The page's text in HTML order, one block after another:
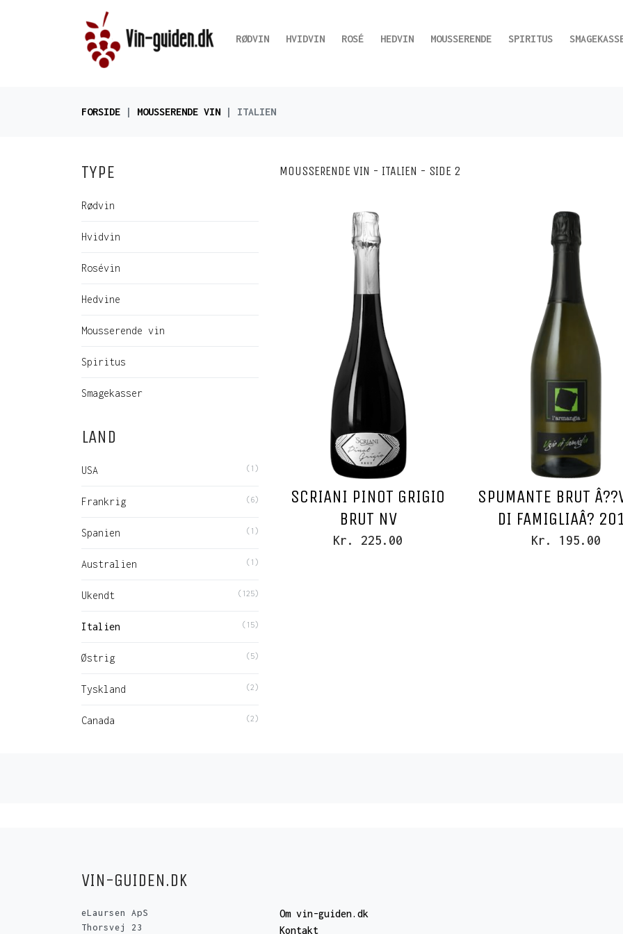
RØDVIN HVIDVIN ROSÉ HEDVIN MOUSSERENDE SPIRITUS
FORSIDE MOUSSERENDE VIN ITALIEN
TYPE
Rødvin
Hvidvin
Rosévin
Hedvine
Mousserende vin
Spiritus
Smagekasser
LAND
USA (1)
Frankrig (6)
Spanien (1)
Australien (1)
Ukendt (125)
Italien (15)
Østrig (5)
Tyskland (2)
Canada (2)
MOUSSERENDE VIN - ITALIEN - SIDE 2
SCRIANI PINOT GRIGIO
BRUT NV
Kr. 225.00
SPUMANTE BRUT
DI FAMIGLIAÂ?
Kr. 195.00
VIN-GUIDEN.DK
eLaursen ApS
Thorsvej 23
Om vin-guiden.dk
Kontakt